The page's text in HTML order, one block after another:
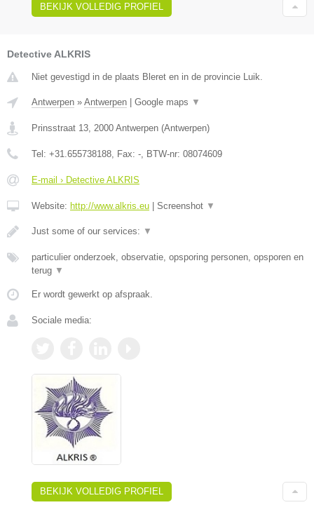
BEKIJK VOLLEDIG PROFIEL
Detective ALKRIS
Niet gevestigd in de plaats Bleret en in de provincie Luik.
Antwerpen » Antwerpen Google maps ▼
Prinsstraat 13 2000 Antwerpen (Antwerpen)
Tel: +31.655738188 , Fax: - , BTW-nr: 08074609
E-mail › Detective ALKRIS
Website: http://www.alkris.eu Screenshot ▼
Just some of our services: ▼
particulier onderzoek, observatie, opsporing personen, opsporen en
terug ▼
Er wordt gewerkt op afspraak.
Sociale media:
BEKIJK VOLLEDIG PROFIEL